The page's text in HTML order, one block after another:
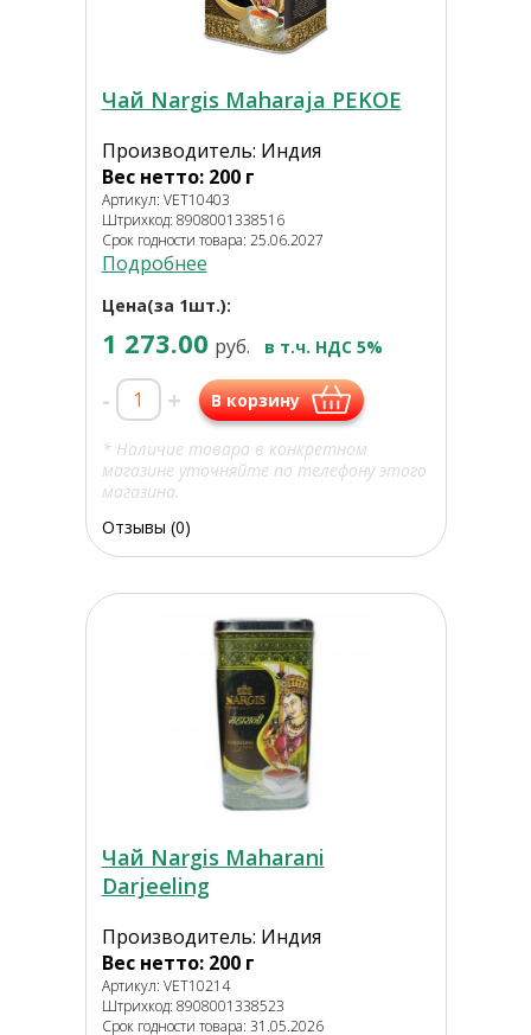
Чай Nargis Maharaja PEKOE
Производитель: Индия
Вес нетто: 200 г
Артикул: VET10403
Штрихкод: 8908001338516
Срок годности товара: 25.06.2027
Подробнее
Цена(за 1шт.):
1 273.00 руб. в т.ч. НДС 5%
- + В корзину
* Наличие товара в конкретном
магазине уточняйте по телефону этого
магазина.
Отзывы (0)
Чай Nargis Maharani
Darjeeling
Производитель: Индия
Вес нетто: 200 г
Артикул: VET10214
Штрихкод: 8908001338523
Срок годности товара: 31.05.2026